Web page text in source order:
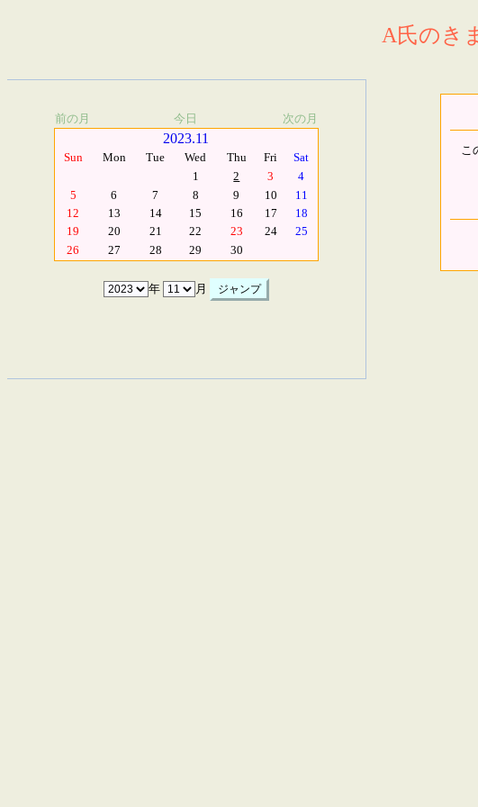
A氏のき
前の月 今日 次の月
2023.11
Sun Mon Tue Wed Thu Fri
Sat
1
2 3
4
5
6 7 8 9 10
11
12
13 14 15 16 17
18
19
20 21 22 23 24
25
26
27 28 29 30
年 月
こ